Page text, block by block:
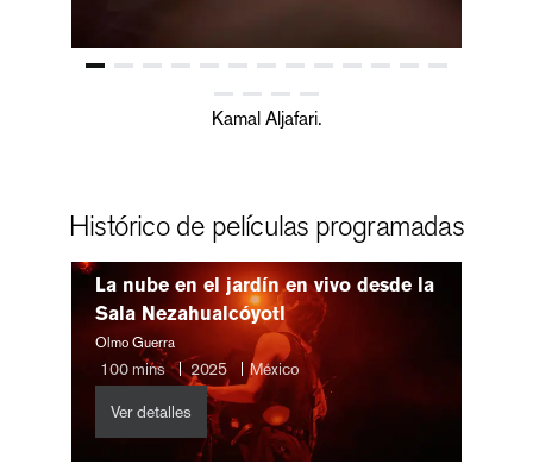
Kamal Aljafari.
Histórico de películas programadas
La nube en el jardín en vivo desde la
Sala Nezahualcóyotl
Olmo Guerra
100mins 2025 México
Ver detalles